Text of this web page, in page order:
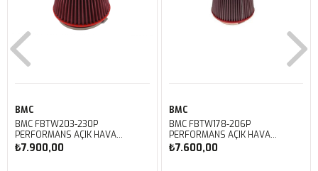
BMC
BMC FBTW203-230P
PERFORMANS AÇIK HAVA
FİLTRESİ
₺7.900,00
BMC
BMC FBTW178-206P
PERFORMANS AÇIK HAVA
FİLTRESİ
₺7.600,00